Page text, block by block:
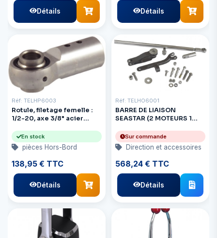
Détails Détails
Réf: TELHP6003
Rotule, filetage femelle :
1/2-20, axe 3/8" acier
En stock
pièces Hors-Bord
138,95 € TTC
Détails
Réf: TELHO6001
BARRE DE LIAISON
SEASTAR (2 MOTEURS 1
HONDA
Sur commande
Direction et accessoires
568,24 € TTC
Détails